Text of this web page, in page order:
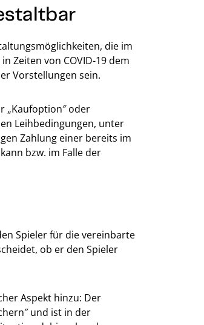
die im
Zeiten von COVID-19 dem
Vorstellungen sein.
„Kaufoption″ oder
Leihbedingungen, unter
Zahlung einer bereits im
bzw. im Falle der
Spieler für die vereinbarte
ob er den Spieler
Aspekt hinzu: Der
und ist in der